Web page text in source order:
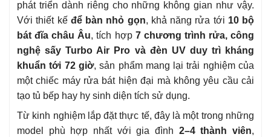
phát triển dành riêng cho những không gian như vậy.
Với thiết kế để bàn nhỏ gọn, khả năng rửa tới 10 bộ
bát đĩa châu Âu, tích hợp 7 chương trình rửa, công
nghệ sấy Turbo Air Pro và đèn UV duy trì kháng
khuẩn tới 72 giờ, sản phẩm mang lại trải nghiệm của
một chiếc máy rửa bát hiện đại mà không yêu cầu cải
tạo tủ bếp hay hy sinh diện tích sử dụng.
Từ kinh nghiệm lắp đặt thực tế, đây là một trong những
model phù hợp nhất với gia đình 2–4 thành viên,